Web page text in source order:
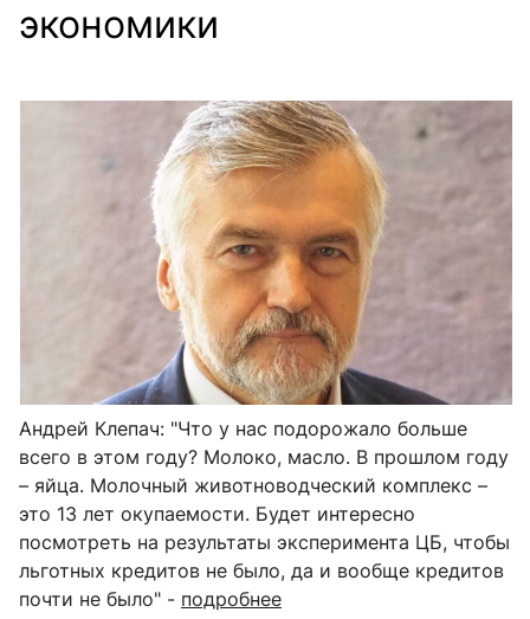
экономики
Андрей Клепач: "Что у нас подорожало больше
всего в этом году? Молоко, масло. В прошлом году
– яйца. Молочный животноводческий комплекс –
это 13 лет окупаемости. Будет интересно
посмотреть на результаты эксперимента ЦБ, чтобы
льготных кредитов не было, да и вообще кредитов
почти не было" - подробнее